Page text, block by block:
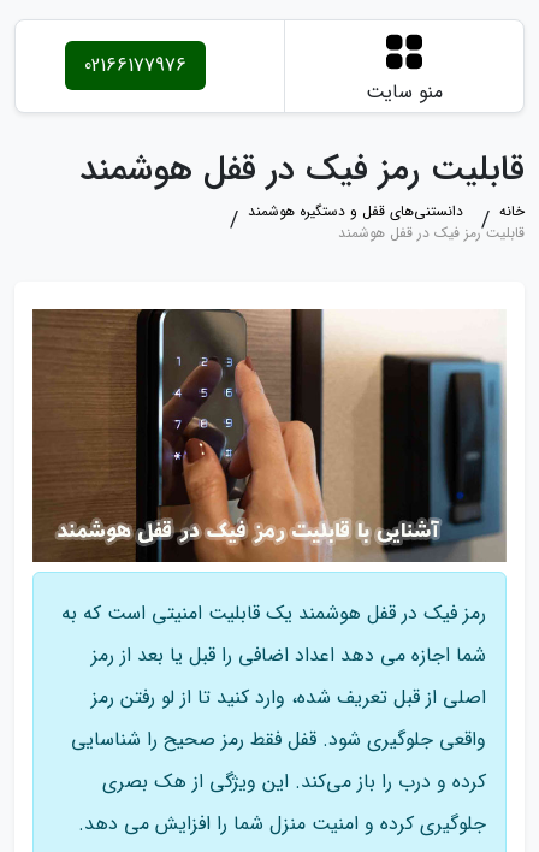
منو سایت
02166177976
قابلیت رمز فیک در قفل هوشمند
خانه
دانستنی‌های قفل و دستگیره هوشمند
قابلیت رمز فیک در قفل هوشمند
رمز فیک در قفل هوشمند یک قابلیت امنیتی است که به
شما اجازه می‌ دهد اعداد اضافی را قبل یا بعد از رمز
اصلی از قبل تعریف شده، وارد کنید تا از لو رفتن رمز
واقعی جلوگیری شود. قفل فقط رمز صحیح را شناسایی
کرده و درب را باز می‌کند. این ویژگی از هک بصری
جلوگیری کرده و امنیت منزل شما را افزایش می‌ دهد.